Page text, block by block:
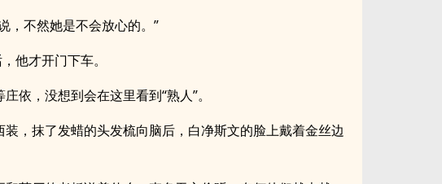
，不然她是不会放心的。”
他才开门下车。
依，没想到会在这里看到“熟人”。
，抹了发蜡的头发梳向脑后，白净斯文的脸上戴着金丝边